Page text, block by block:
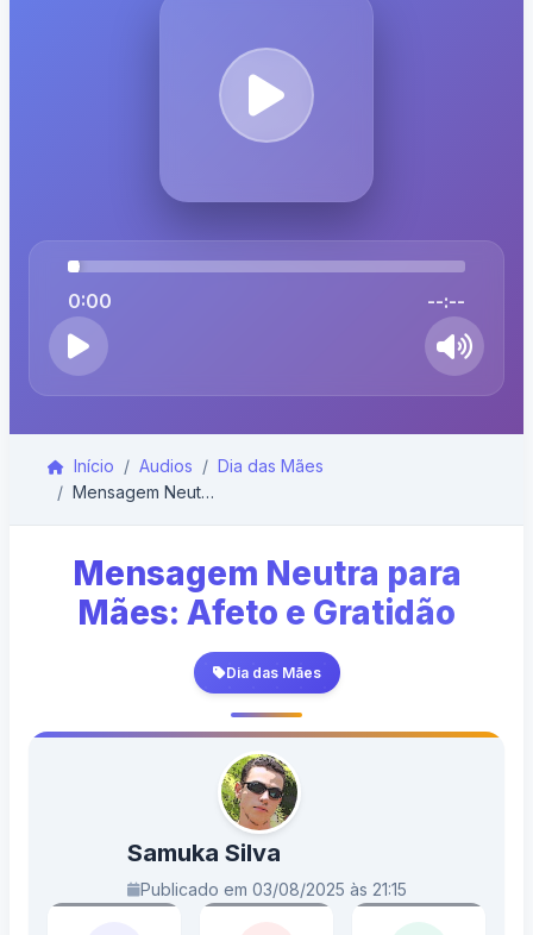
0:00 --:--
Início Audios
Dia das Mães
Mensagem Neutra para Mães: Afeto e Gratidão
Mensagem Neutra para
Mães: Afeto e Gratidão
Dia das Mães
Samuka Silva
Publicado em 03/08/2025 às 21:15